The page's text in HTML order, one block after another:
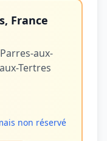
France
aux-
Tertres
non réservé